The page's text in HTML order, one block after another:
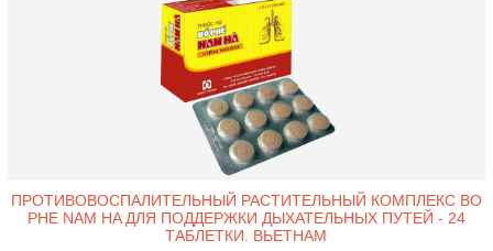
ПРОТИВОВОСПАЛИТЕЛЬНЫЙ РАСТИТЕЛЬНЫЙ КОМПЛЕКС BO
PHE NAM HA ДЛЯ ПОДДЕРЖКИ ДЫХАТЕЛЬНЫХ ПУТЕЙ - 24
ТАБЛЕТКИ. ВЬЕТНАМ